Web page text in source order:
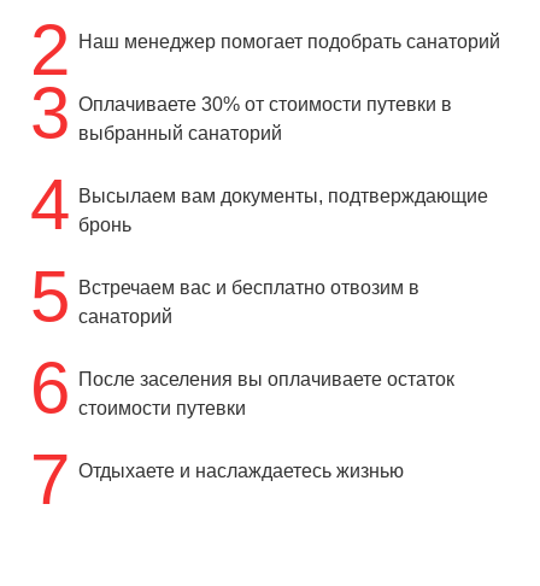
2 Наш менеджер помогает подобрать санаторий
3 Оплачиваете 30% от стоимости путевки в
выбранный санаторий
4 Высылаем вам документы, подтверждающие
бронь
5
Встречаем вас и бесплатно отвозим в
санаторий
6
После заселения вы оплачиваете остаток
стоимости путевки
7 Отдыхаете и наслаждаетесь жизнью